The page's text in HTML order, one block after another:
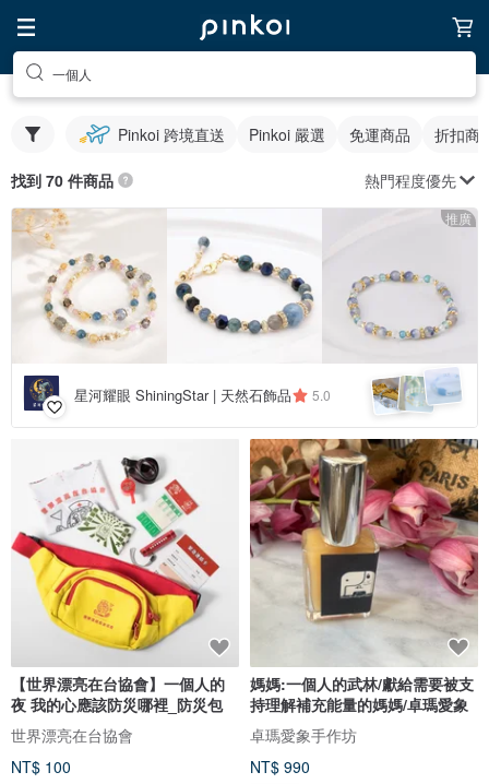
一個人
Pinkoi 跨境直送 Pinkoi 嚴選 免運商品 折扣商
找到 70 件商品 熱門程度優先
推廣
星河耀眼 ShiningStar | 天然石飾品 5.0
【世界漂亮在台協會】一個人的
夜 我的心應該防災哪裡_防災包
世界漂亮在台協會
NT$ 100
媽媽:一個人的武林/獻給需要被支
持理解補充能量的媽媽/卓瑪愛象
卓瑪愛象手作坊
NT$ 990